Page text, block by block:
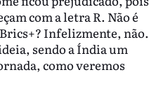
com a letra R. Não é
Infelizmente, não.
sendo a Índia um
como veremos